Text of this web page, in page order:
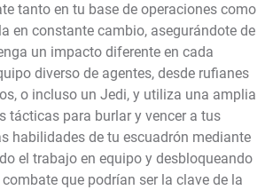
tanto en tu base de operaciones como
en constante cambio, asegurándote de
un impacto diferente en cada
diverso de agentes, desde rufianes
o incluso un Jedi, y utiliza una amplia
tácticas para burlar y vencer a tus
habilidades de tu escuadrón mediante
el trabajo en equipo y desbloqueando
que podrían ser la clave de la